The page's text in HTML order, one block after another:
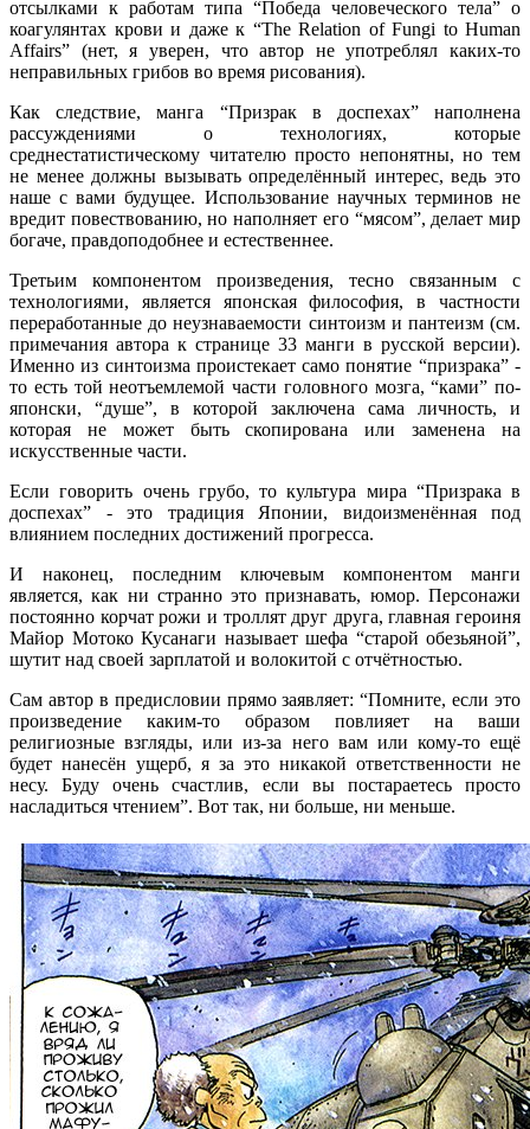
отсылками к работам типа “Победа человеческого тела” о
коагулянтах крови и даже к “The Relation of Fungi to Human
Affairs” (нет, я уверен, что автор не употреблял каких-то
неправильных грибов во время рисования).
Как следствие, манга “Призрак в доспехах” наполнена
рассуждениями о технологиях, которые
среднестатистическому читателю просто непонятны, но тем
не менее должны вызывать определённый интерес, ведь это
наше с вами будущее. Использование научных терминов не
вредит повествованию, но наполняет его “мясом”, делает мир
богаче, правдоподобнее и естественнее.
Третьим компонентом произведения, тесно связанным с
технологиями, является японская философия, в частности
переработанные до неузнаваемости синтоизм и пантеизм (см.
примечания автора к странице 33 манги в русской версии).
Именно из синтоизма проистекает само понятие “призрака” -
то есть той неотъемлемой части головного мозга, “ками” по-
японски, “душе”, в которой заключена сама личность, и
которая не может быть скопирована или заменена на
искусственные части.
Если говорить очень грубо, то культура мира “Призрака в
доспехах” - это традиция Японии, видоизменённая под
влиянием последних достижений прогресса.
И наконец, последним ключевым компонентом манги
является, как ни странно это признавать, юмор. Персонажи
постоянно корчат рожи и троллят друг друга, главная героиня
Майор Мотоко Кусанаги называет шефа “старой обезьяной”,
шутит над своей зарплатой и волокитой с отчётностью.
Сам автор в предисловии прямо заявляет: “Помните, если это
произведение каким-то образом повлияет на ваши
религиозные взгляды, или из-за него вам или кому-то ещё
будет нанесён ущерб, я за это никакой ответственности не
несу. Буду очень счастлив, если вы постараетесь просто
насладиться чтением”. Вот так, ни больше, ни меньше.